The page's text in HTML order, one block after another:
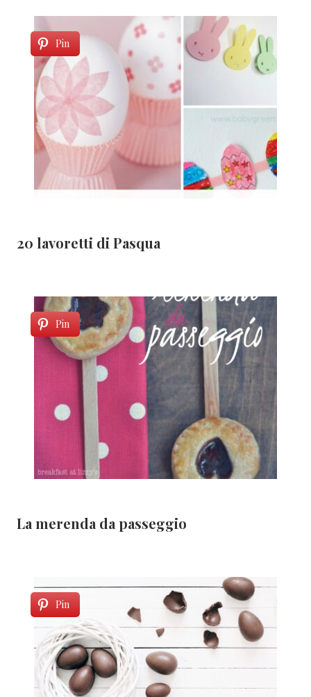
Pin
20 lavoretti di Pasqua
Pin
La merenda da passeggio
Pin